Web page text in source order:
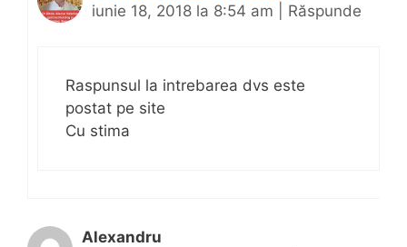
iunie 18, 2018 la 8:54 am
Răspunde
Raspunsul la intrebarea dvs este
postat pe site
Cu stima
Alexandru